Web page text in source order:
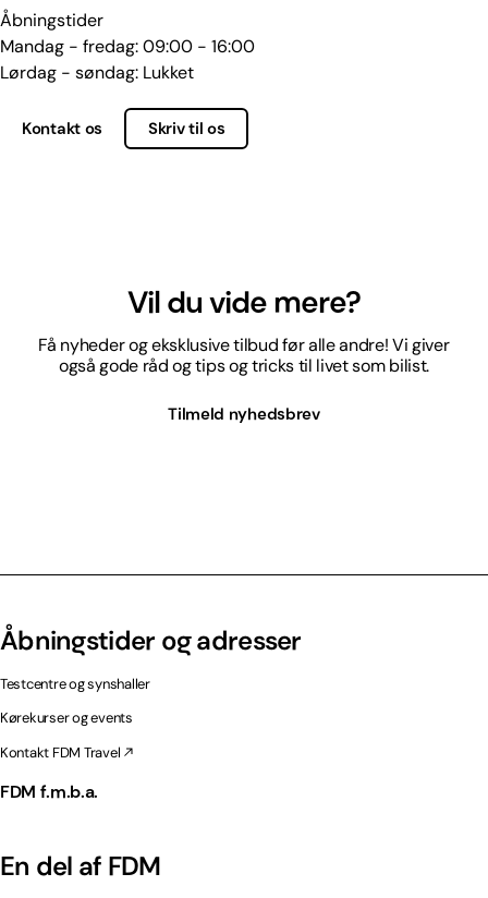
Åbningstider
Mandag - fredag: 09:00 - 16:00
Lørdag - søndag: Lukket
Kontakt os Skriv til os
Vil du vide mere?
Få nyheder og eksklusive tilbud før alle andre! Vi giver
også gode råd og tips og tricks til livet som bilist.
Tilmeld nyhedsbrev
Åbningstider og adresser
Testcentre og synshaller
Kørekurser og events
Kontakt FDM Travel
FDM f.m.b.a.
En del af FDM